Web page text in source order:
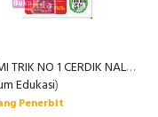
SD/MI TRIK NO 1 CERDIK NALAR 100% LULUS 2014
Edukasi)
Penerbit